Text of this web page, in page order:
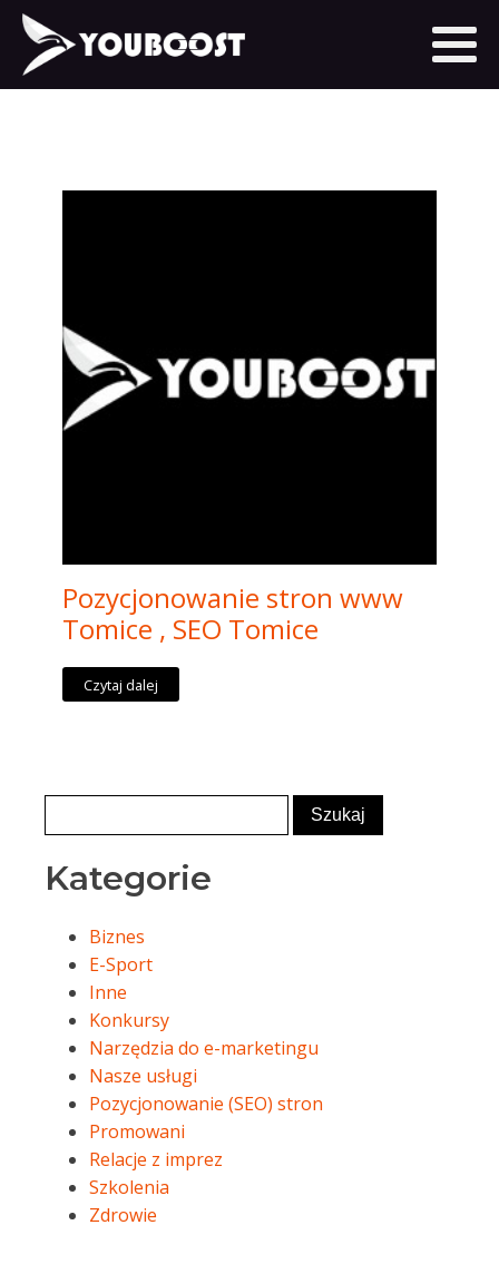
Pozycjonowanie stron www
Tomice , SEO Tomice
Czytaj dalej
Kategorie
Biznes
E-Sport
Inne
Konkursy
Narzędzia do e-marketingu
Nasze usługi
Pozycjonowanie (SEO) stron
Promowani
Relacje z imprez
Szkolenia
Zdrowie